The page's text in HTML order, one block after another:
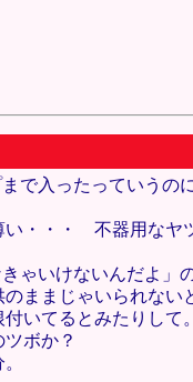
で入ったっていう
・・・ 不器用なヤ
ゃいけないんだよ
ままじゃいられな
いてるとみたりして。
ボか？